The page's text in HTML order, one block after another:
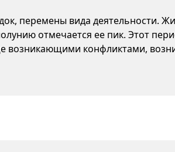
перемены вида деятельности.
отмечается ее пик. Этот
конфликтами,